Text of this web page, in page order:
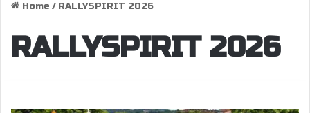
Home / RALLYSPIRIT 2026
RALLYSPIRIT 2026